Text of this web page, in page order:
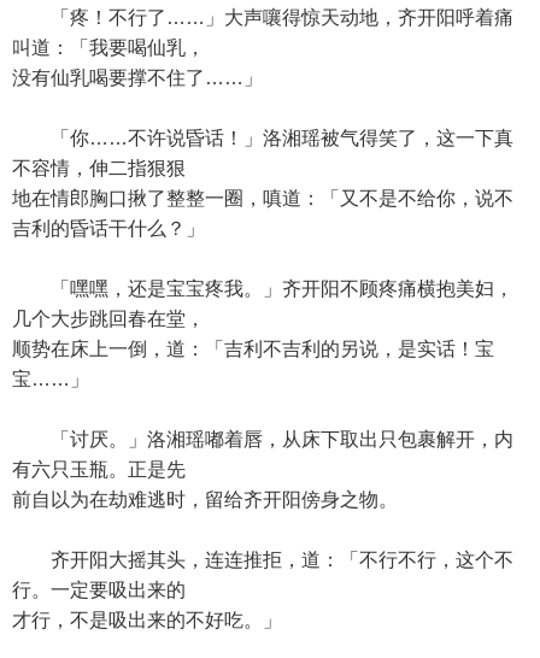
「疼！不行了……」大声嚷得惊天动地，齐开阳呼着痛
叫道：「我要喝仙乳，
没有仙乳喝要撑不住了……」
「你……不许说昏话！」洛湘瑶被气得笑了，这一下真
不容情，伸二指狠狠
地在情郎胸口揪了整整一圈，嗔道：「又不是不给你，说不
吉利的昏话干什么？」
「嘿嘿，还是宝宝疼我。」齐开阳不顾疼痛横抱美妇，
几个大步跳回春在堂，
顺势在床上一倒，道：「吉利不吉利的另说，是实话！宝
宝……」
「讨厌。」洛湘瑶嘟着唇，从床下取出只包裹解开，内
有六只玉瓶。正是先
前自以为在劫难逃时，留给齐开阳傍身之物。
齐开阳大摇其头，连连推拒，道：「不行不行，这个不
行。一定要吸出来的
才行，不是吸出来的不好吃。」